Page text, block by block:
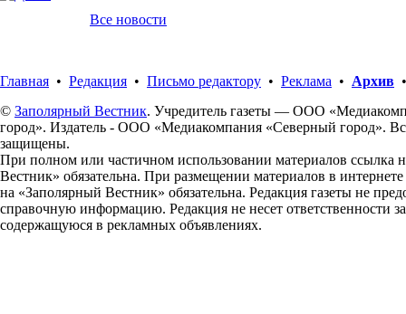
Все новости
Главная • Редакция • Письмо редактору • Реклама • Архив
© Заполярный Вестник. Учредитель газеты — ООО
город». Издатель - ООО «Медиакомпания «Северный город».
защищены.
При полном или частичном использовании материалов ссылка
Вестник» обязательна. При размещении материалов в
на «Заполярный Вестник» обязательна. Редакция газеты не
справочную информацию. Редакция не несет ответственности
содержащуюся в рекламных объявлениях.